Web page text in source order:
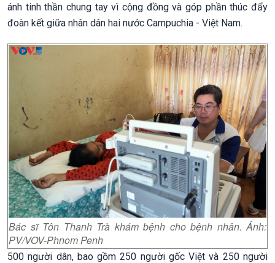
ánh tinh thần chung tay vì cộng đồng và góp phần thúc đẩy
đoàn kết giữa nhân dân hai nước Campuchia - Việt Nam.
Bác sĩ Tôn Thanh Trà khám bệnh cho bệnh nhân. Ảnh:
PV/VOV-Phnom Penh
500 người dân, bao gồm 250 người gốc Việt và 250 người